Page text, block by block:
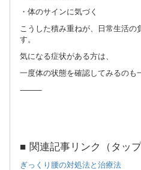
・体のサインに気づく
こうした積み重ねが、日常生活の
す。
気になる症状がある方は、
一度体の状態を確認してみるのも
⸻
■ 関連記事リンク（タップ
ぎっくり腰の対処法と治療法